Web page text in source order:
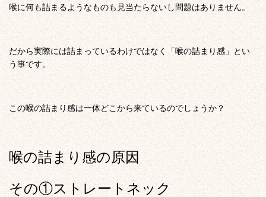
喉に何も詰まるようなものも見当たらないし問題はありません。
だから実際には詰まっているわけではなく「喉の詰まり感」とい
う事です。
この喉の詰まり感は一体どこから来ているのでしょうか？
喉の詰まり感の原因
その①ストレートネック